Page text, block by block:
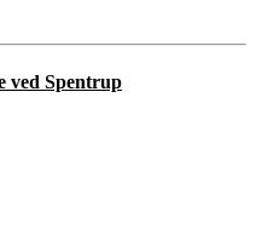
ved Spentrup